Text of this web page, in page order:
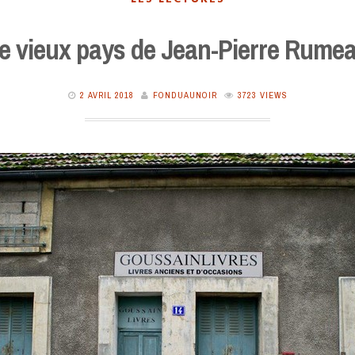
vieux pays de Jean-Pierre
2 AVRIL 2018 FONDUAUNOIR 3723 VIEWS